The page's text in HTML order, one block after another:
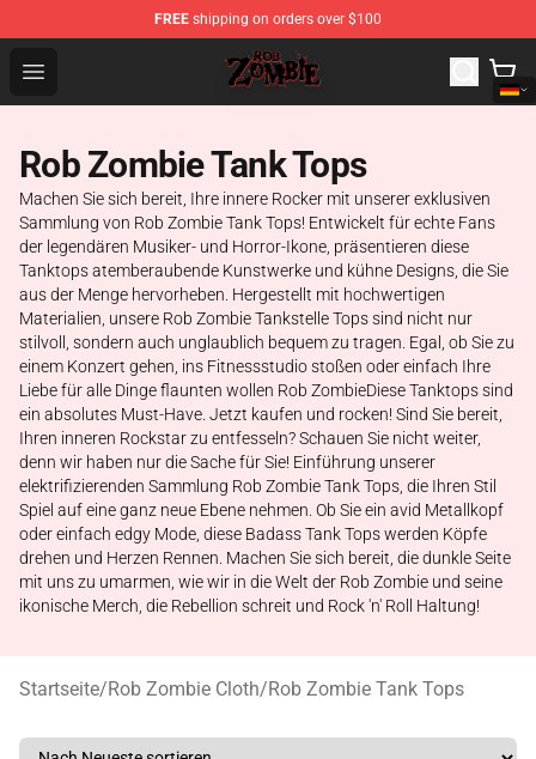
FREE shipping on orders over $100
Open menu
Rob Zombie Shop - Official Rob Zombie Merchandise
Rob Zombie Tank Tops
Machen Sie sich bereit, Ihre innere Rocker mit unserer exklusiven
Sammlung von Rob Zombie Tank Tops! Entwickelt für echte Fans
der legendären Musiker- und Horror-Ikone, präsentieren diese
Tanktops atemberaubende Kunstwerke und kühne Designs, die Sie
aus der Menge hervorheben. Hergestellt mit hochwertigen
Materialien, unsere Rob Zombie Tankstelle Tops sind nicht nur
stilvoll, sondern auch unglaublich bequem zu tragen. Egal, ob Sie zu
einem Konzert gehen, ins Fitnessstudio stoßen oder einfach Ihre
Liebe für alle Dinge flaunten wollen Rob ZombieDiese Tanktops sind
ein absolutes Must-Have. Jetzt kaufen und rocken! Sind Sie bereit,
Ihren inneren Rockstar zu entfesseln? Schauen Sie nicht weiter,
denn wir haben nur die Sache für Sie! Einführung unserer
elektrifizierenden Sammlung Rob Zombie Tank Tops, die Ihren Stil
Spiel auf eine ganz neue Ebene nehmen. Ob Sie ein avid Metallkopf
oder einfach edgy Mode, diese Badass Tank Tops werden Köpfe
drehen und Herzen Rennen. Machen Sie sich bereit, die dunkle Seite
mit uns zu umarmen, wie wir in die Welt der Rob Zombie und seine
ikonische Merch, die Rebellion schreit und Rock 'n' Roll Haltung!
Startseite/Rob Zombie Cloth/Rob Zombie Tank Tops